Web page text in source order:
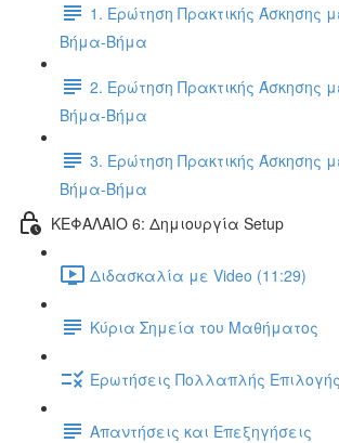
1. Ερώτηση Πρακτικής Άσκησης
Βήμα-Βήμα
2. Ερώτηση Πρακτικής Άσκησης
Βήμα-Βήμα
3. Ερώτηση Πρακτικής Άσκησης
Βήμα-Βήμα
ΚΕΦΑΛΑΙΟ 6: Δημιουργία Setup
Διδασκαλία με Video (11:29)
Κύρια Σημεία του Μαθήματος
Ερωτήσεις Πολλαπλής Επιλογής
Απαντήσεις και Επεξηγήσεις